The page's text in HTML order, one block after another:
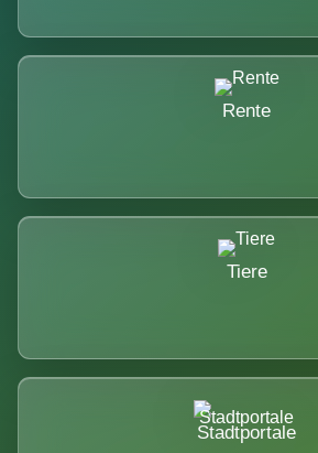
Rente
Tiere
Stadtportale